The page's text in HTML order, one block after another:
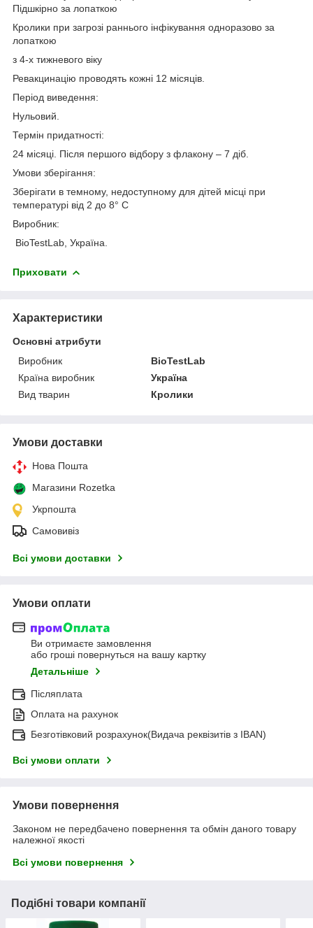
Підшкірно за лопаткою
Кролики при загрозі раннього інфікування одноразово за
лопаткою
з 4-х тижневого віку
Ревакцинацію проводять кожні 12 місяців.
Період виведення:
Нульовий.
Термін придатності:
24 місяці. Після першого відбору з флакону – 7 діб.
Умови зберігання:
Зберігати в темному, недоступному для дітей місці при
температурі від 2 до 8° C
Виробник:
BioTestLab, Україна.
Приховати
Характеристики
Основні атрибути
Виробник
BioTestLab
Країна виробник
Україна
Вид тварин
Кролики
Умови доставки
Нова Пошта
Магазини Rozetka
Укрпошта
Самовивіз
Всі умови доставки
Умови оплати
Ви отримаєте замовлення
або гроші повернуться на вашу картку
Детальніше
Післяплата
Оплата на рахунок
Безготівковий розрахунок(Видача реквізитів з IBAN)
Всі умови оплати
Умови повернення
Законом не передбачено повернення та обмін даного товару
належної якості
Всі умови повернення
Подібні товари компанії